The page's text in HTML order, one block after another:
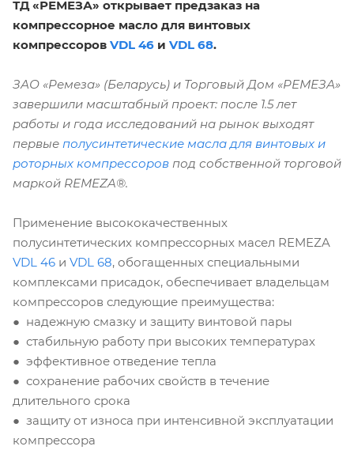
ТД «РЕМЕЗА» открывает предзаказ на
компрессорное масло для винтовых
компрессоров VDL 46 и VDL 68.
ЗАО «Ремеза» (Беларусь) и Торговый Дом «РЕМЕЗА»
завершили масштабный проект: после 1.5 лет
работы и года исследований на рынок выходят
первые полусинтетические масла для винтовых и
роторных компрессоров под собственной торговой
маркой REMEZA®.
Применение высококачественных
полусинтетических компрессорных масел REMEZA
VDL 46 и VDL 68, обогащенных специальными
комплексами присадок, обеспечивает владельцам
компрессоров следующие преимущества:
● надежную смазку и защиту винтовой пары
● стабильную работу при высоких температурах
● эффективное отведение тепла
● сохранение рабочих свойств в течение
длительного срока
● защиту от износа при интенсивной эксплуатации
компрессора